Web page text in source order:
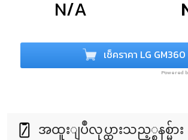
N/A
เช็คราคา LG GM360
Powered
အထူးျပဳလုပ္ထားသည့္စနစ္မ်ား